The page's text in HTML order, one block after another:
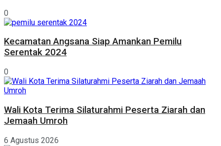
0
Kecamatan Angsana Siap Amankan Pemilu
Serentak 2024
0
Wali Kota Terima Silaturahmi Peserta Ziarah dan
Jemaah Umroh
6 Agustus 2026